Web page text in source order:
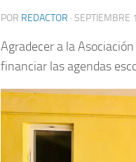
POR REDACTOR · SEPTIEMBRE
Agradecer a la
financiar las agendas